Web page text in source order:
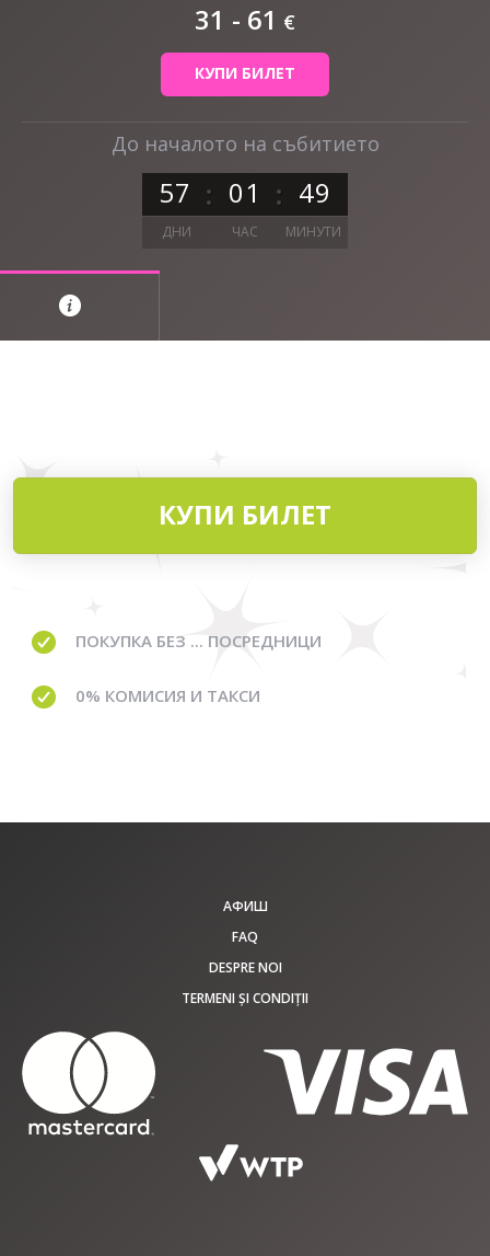
До началото на събитието
57 01 49
ДНИ ЧАС МИНУТИ
31 - 61 €
КУПИ БИЛЕТ
КУПИ БИЛЕТ
ПОКУПКА БЕЗ ... ПОСРЕДНИЦИ
0% КОМИСИЯ И ТАКСИ
АФИШ
FAQ
DESPRE NOI
TERMENI ȘI CONDIȚII